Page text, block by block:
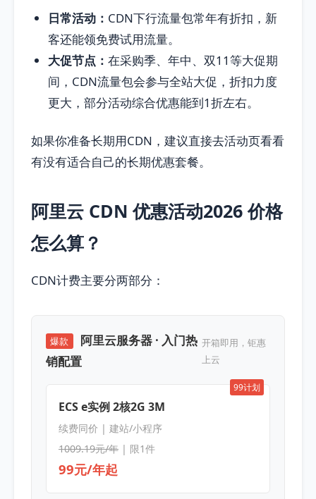
日常活动： CDN下行流量包常年有折扣，新
客还能领免费试用流量。
大促节点： 在采购季、年中、双11等大促期
间，CDN流量包会参与全站大促，折扣力度
更大，部分活动综合优惠能到1折左右。
如果你准备长期用CDN，建议直接去活动页看看
有没有适合自己的长期优惠套餐。
阿里云 CDN 优惠活动2026 价格
怎么算？
CDN计费主要分两部分：
爆款
阿里云服务器 · 入门热
销配置
开箱即用，钜惠
上云
99计划
ECS e实例 2核2G 3M
续费同价 | 建站/小程序
1009.19元/年| 限1件
99元/年起